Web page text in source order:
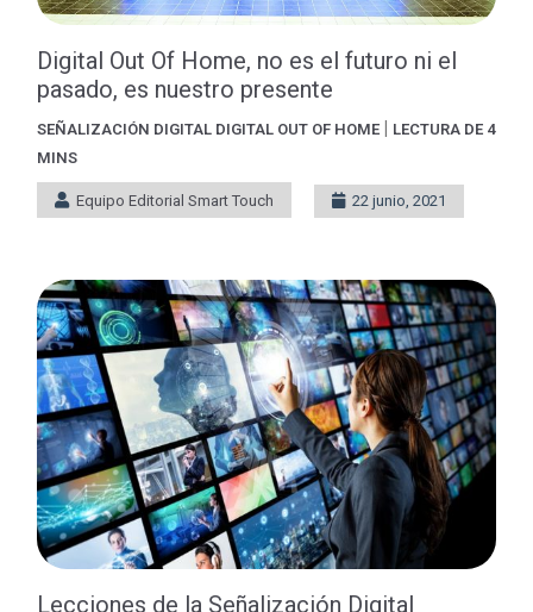
Digital Out Of Home, no es el futuro ni el
pasado, es nuestro presente
SEÑALIZACIÓN DIGITAL DIGITAL OUT OF HOME | LECTURA DE 4
MINS
Equipo Editorial Smart Touch 22 junio, 2021
Lecciones de la Señalización Digital